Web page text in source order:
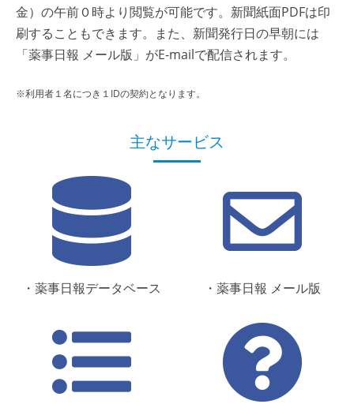
金）の午前０時より閲覧が可能です。新聞紙面PDFは印
刷することもできます。また、新聞発行日の早朝には
「薬事日報 メール版」がE-mailで配信されます。
※利用者１名につき１IDの契約となります。
主なサービス
・薬事日報データベース ・薬事日報 メール版